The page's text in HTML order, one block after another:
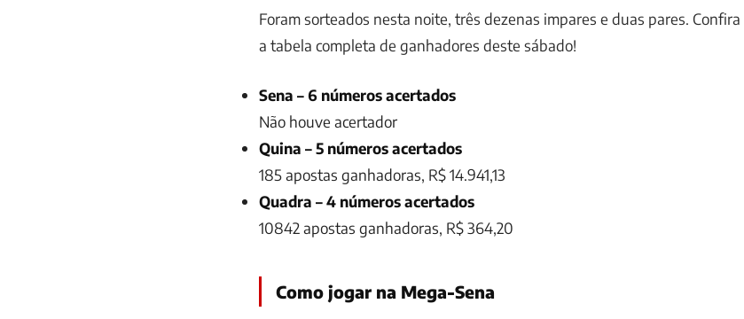
Foram sorteados nesta noite, três dezenas impares e duas pares. Confira
a tabela completa de ganhadores deste sábado!
Sena – 6 números acertados
Não houve acertador
Quina – 5 números acertados
185 apostas ganhadoras, R$ 14.941,13
Quadra – 4 números acertados
10842 apostas ganhadoras, R$ 364,20
Como jogar na Mega-Sena